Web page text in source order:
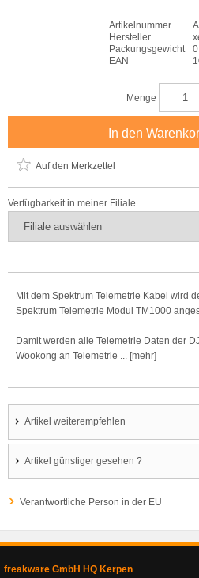
Artikelnummer
Hersteller
Packungsgewicht
EAN
Menge
In den
Auf den Merkzettel
Verfügbarkeit in meiner Filiale
Mit dem Spektrum Telemetrie Kabel wird
Spektrum Telemetrie Modul TM1000
Damit werden alle Telemetrie Daten der
Wookong an Telemetrie ... [mehr]
Artikel weiterempfehlen
Artikel günstiger gesehen ?
Verantwortliche Person in der EU
freakware GmbH HQ Kerpen